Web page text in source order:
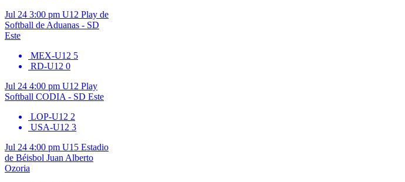
Jul 24 3:00 pm U12 Play de
Softball de Aduanas - SD
Este
MEX-U12 5
RD-U12 0
Jul 24 4:00 pm U12 Play
Softball CODIA - SD Este
LOP-U12 2
USA-U12 3
Jul 24 4:00 pm U15 Estadio
de Béisbol Juan Alberto
Ozoria